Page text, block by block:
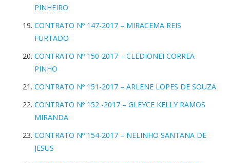
PINHEIRO
CONTRATO Nº 147-2017 – MIRACEMA REIS
FURTADO
CONTRATO Nº 150-2017 – CLEDIONEI CORREA
PINHO
CONTRATO Nº 151-2017 – ARLENE LOPES DE SOUZA
CONTRATO Nº 152 -2017 – GLEYCE KELLY RAMOS
MIRANDA
CONTRATO Nº 154-2017 – NELINHO SANTANA DE
JESUS